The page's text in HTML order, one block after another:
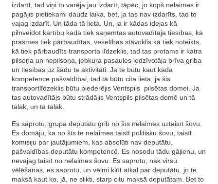
izdarīt, tad viņi to varēja jau izdarīt, tāpēc, jo kopš nelaimes ir
pagājis pietiekami daudz laika, bet, ja tas nav izdarīts, tad to
vajag izdarīt. Un tāda tā lieta. Un, ja ir kādas idejas kā
pilnveidot kārtību kādā tiek saņemtas autovadītāja tiesības, kā
prasmes tiek pārbaudītas, veselības stāvoklis kā tiek noteikts,
kā tiek pārbaudīts transporta līdzeklis, tad tas protams ir katra
pilsoņa un nepilsoņa, jebkura pasaules iedzīvotāja brīva griba
un tiesības uz šādu te aktivitāti. Ja te būtu kaut kāda
kompetence pašvaldībai, tad tā būtu cita lieta, ja šis
transportlīdzeklis būtu piederējis Ventspils pilsētas domei. Ja
tas autovadītājs būtu strādājis Ventspils pilsētas domē un tā
tālāk, un tā tālāk.
Es saprotu, grupa deputātu grib no šīs nelaimes uztaisīt šovu.
Es domāju, ka no šīs te nelaimes taisīt politisku šovu, taisīt
komisiju par jautājumiem, kas absolūti nav deputātu,
pašvaldības deputātu kompetencē. Es nosodu tādu gājienu, un
nevajag taisīt no nelaimes šovu. Es saprotu, nāk virsū
vēlēšanas, es saprotu, un vēlmi kļūt atkal par deputātu, jo te
maksā kaut ko, jā, ne slikti, starp citu maksā deputātam. Bet to